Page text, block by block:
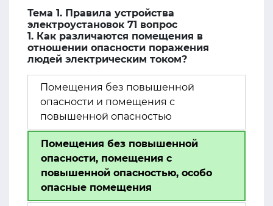
Тема 1. Правила устройства
электроустановок 71 вопрос
1. Как различаются помещения в
отношении опасности поражения
людей электрическим током?
Помещения без повышенной
опасности и помещения с
повышенной опасностью
Помещения без повышенной
опасности, помещения с
повышенной опасностью, особо
опасные помещения